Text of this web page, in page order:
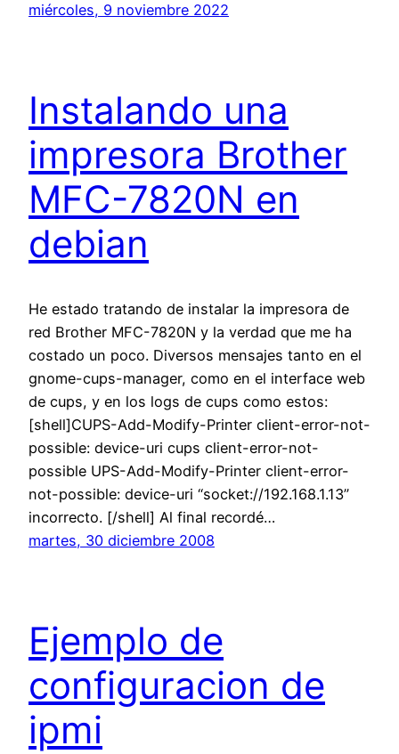
miércoles, 9 noviembre 2022
Instalando una
impresora Brother
MFC-7820N en
debian
He estado tratando de instalar la impresora de
red Brother MFC-7820N y la verdad que me ha
costado un poco. Diversos mensajes tanto en el
gnome-cups-manager, como en el interface web
de cups, y en los logs de cups como estos:
[shell]CUPS-Add-Modify-Printer client-error-not-
possible: device-uri cups client-error-not-
possible UPS-Add-Modify-Printer client-error-
not-possible: device-uri “socket://192.168.1.13”
incorrecto. [/shell] Al final recordé…
martes, 30 diciembre 2008
Ejemplo de
configuracion de
ipmi